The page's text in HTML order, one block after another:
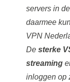
servers in
daarmee
VPN
De sterke
streaming
inloggen op